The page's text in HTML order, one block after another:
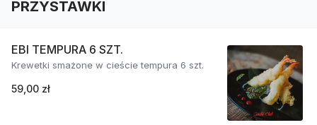
PRZYSTAWKI
EBI TEMPURA 6 SZT.
Krewetki smażone w cieście tempura 6 szt.
59,00 zł